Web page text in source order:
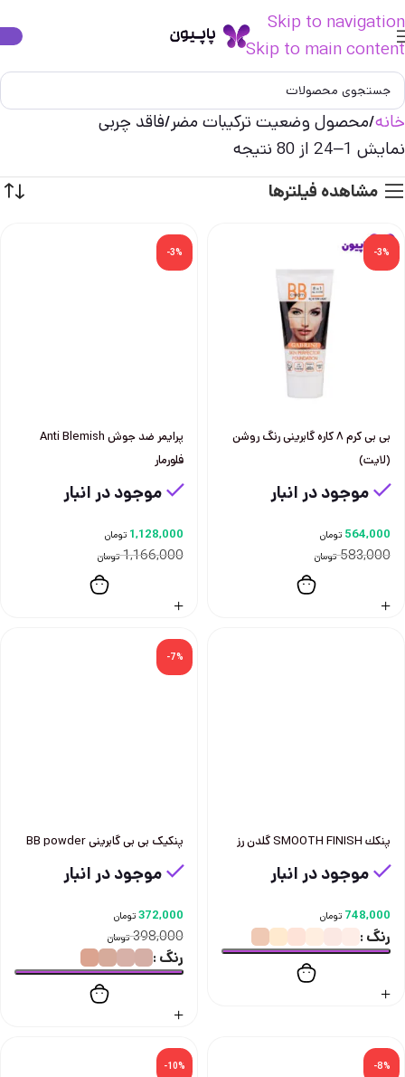
Skip to navigation
Skip to main content
خانه محصول وضعیت ترکیبات مضر فاقد چربی
نمایش 1–24 از 80 نتیجه
مشاهده فیلترها
-3%
بی بی کرم ۸ کاره گابرینی رنگ روشن
(لایت)
موجود در انبار
583,000 تومان
564,000 تومان
-3%
پرايمر ضد جوش Anti Blemish
فلورمار
موجود در انبار
1,166,000 تومان
1,128,000 تومان
پنكك SMOOTH FINISH گلدن رز
موجود در انبار
748,000 تومان
رنگ
-7%
پنکیک بی بی گابرینی BB powder
موجود در انبار
398,000 تومان
372,000تومان
رنگ
-8%
-10%